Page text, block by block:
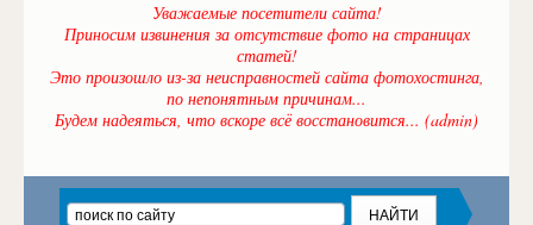
Уважаемые посетители сайта!
Приносим извинения за отсутствие фото на страницах
статей!
Это произошло из-за неисправностей сайта фотохостинга,
по непонятным причинам...
Будем надеяться, что вскоре всё восстановится... (admin)